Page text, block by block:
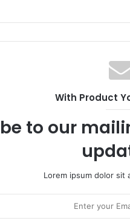
With Product
to our
Lorem ipsum dolor sit